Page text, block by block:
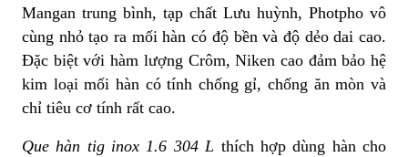
Mangan trung bình, tạp chất Lưu huỳnh, Photpho vô
cùng nhỏ tạo ra mối hàn có độ bền và độ dẻo dai cao.
Đặc biệt với hàm lượng Crôm, Niken cao đảm bảo hệ
kim loại mối hàn có tính chống gỉ, chống ăn mòn và
chỉ tiêu cơ tính rất cao.
Que hàn tig inox 1.6 304 L thích hợp dùng hàn cho